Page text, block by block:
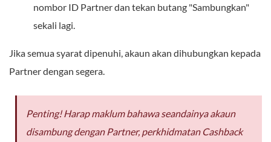
nombor ID Partner dan tekan butang "Sambungkan"
sekali lagi.
Jika semua syarat dipenuhi, akaun akan dihubungkan kepada
Partner dengan segera.
Penting! Harap maklum bahawa seandainya akaun
disambung dengan Partner, perkhidmatan Cashback